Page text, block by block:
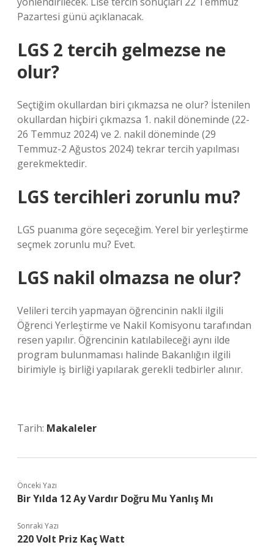
Pazartesi günü açıklanacak.
LGS 2 tercih gelmezse ne
olur?
Seçtiğim okullardan biri çıkmazsa ne olur? İstenilen
okullardan hiçbiri çıkmazsa 1. nakil döneminde (22-
26 Temmuz 2024) ve 2. nakil döneminde (29
Temmuz-2 Ağustos 2024) tekrar tercih yapılması
gerekmektedir.
LGS tercihleri zorunlu mu?
LGS puanıma göre seçeceğim. Yerel bir yerleştirme
seçmek zorunlu mu? Evet.
LGS nakil olmazsa ne olur?
Velileri tercih yapmayan öğrencinin nakli ilgili
Öğrenci Yerleştirme ve Nakil Komisyonu tarafından
resen yapılır. Öğrencinin katılabileceği aynı ilde
program bulunmaması halinde Bakanlığın ilgili
birimiyle iş birliği yapılarak gerekli tedbirler alınır.
Tarih: Makaleler
Önceki Yazı
Bir Yılda 12 Ay Vardır Doğru Mu Yanlış Mı
Sonraki Yazı
220 Volt Priz Kaç Watt